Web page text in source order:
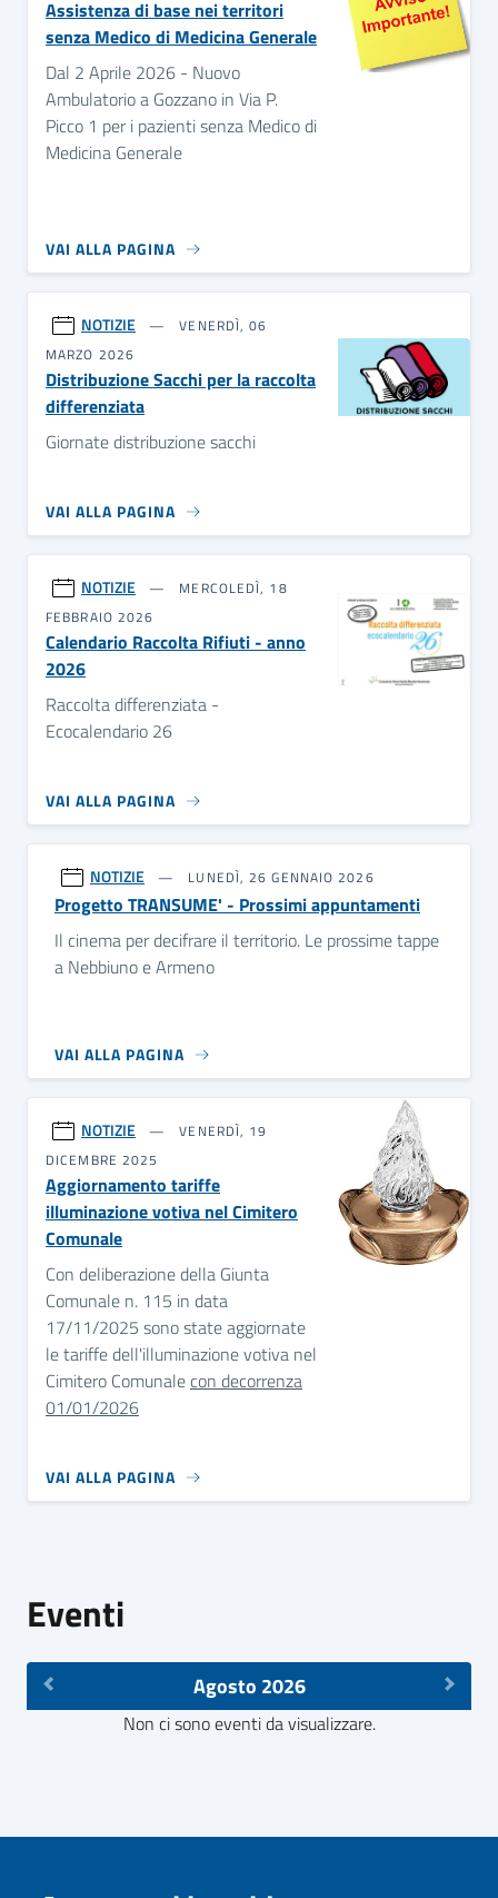
Assistenza di base nei territori
senza Medico di Medicina Generale
Dal 2 Aprile 2026 - Nuovo
Ambulatorio a Gozzano in Via P.
Picco 1 per i pazienti senza Medico di
Medicina Generale
VAI ALLA PAGINA
NOTIZIE
VENERDÌ, 06
MARZO 2026
Distribuzione Sacchi per la raccolta
differenziata
Giornate distribuzione sacchi
VAI ALLA PAGINA
NOTIZIE
MERCOLEDÌ, 18
FEBBRAIO 2026
Calendario Raccolta Rifiuti - anno
2026
Raccolta differenziata -
Ecocalendario 26
VAI ALLA PAGINA
NOTIZIE LUNEDÌ, 26 GENNAIO 2026
Progetto TRANSUME' - Prossimi appuntamenti
Il cinema per decifrare il territorio. Le prossime tappe
a Nebbiuno e Armeno
VAI ALLA PAGINA
NOTIZIE
VENERDÌ, 19
DICEMBRE 2025
Aggiornamento tariffe
illuminazione votiva nel Cimitero
Comunale
Con deliberazione della Giunta
Comunale n. 115 in data
17/11/2025 sono state aggiornate
le tariffe dell'illuminazione votiva nel
Cimitero Comunale con decorrenza
01/01/2026
VAI ALLA PAGINA
Eventi
Agosto 2026
Non ci sono eventi da visualizzare.